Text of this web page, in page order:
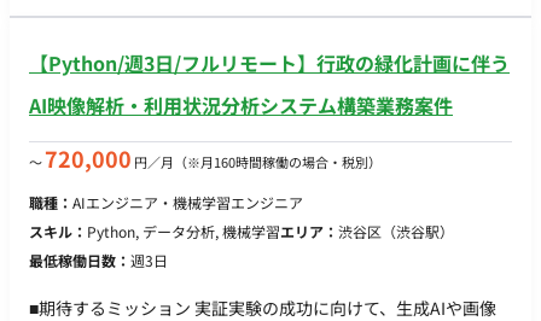
コード管理ツール ： GitHub ・ツール：Slack・google Meet・
週1日出社・週4日リモート※要相談 ・場所：西新宿 ・期間：長
期予定 ・服装：自由 ・貸与：PC貸与あり（Windowsもしくは
【Python/週3日/フルリモート】行政の緑化計画に伴う
AI映像解析・利用状況分析システム構築業務案件
〜720,000 円／月 （※月160時間稼働の場合・税別）
職種： AIエンジニア・機械学習エンジニア
スキル： Python, データ分析, 機械学習エリア： 渋谷区（渋谷駅）
最低稼働日数： 週3日
■期待するミッション 実証実験の成功に向けて、生成AIや画像